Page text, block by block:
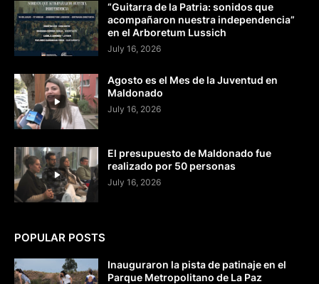
“Guitarra de la Patria: sonidos que
acompañaron nuestra independencia”
en el Arboretum Lussich
July 16, 2026
Agosto es el Mes de la Juventud en
Maldonado
July 16, 2026
El presupuesto de Maldonado fue
realizado por 50 personas
July 16, 2026
POPULAR POSTS
Inauguraron la pista de patinaje en el
Parque Metropolitano de La Paz